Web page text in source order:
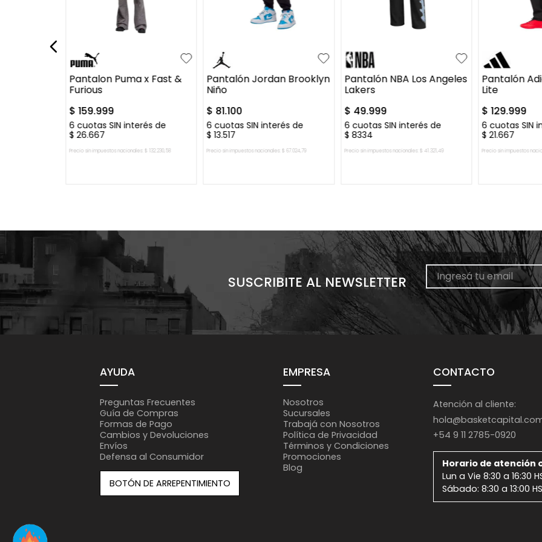
L XL
Pantalon Puma x Fast &
Furious
$ 159.999
6cuotas SIN interés de
$ 26.667
Precio sin impuestos nacionales: $ 132.230, 58
XL
Pantalón Jordan Brooklyn
Niño
$ 81.100
6 cuotas SIN interés de
$ 13.517
Precio sin impuestos nacionales: $ 67 .024 79
L
Pantalón NBA Los Angeles
Lakers
$ 49.999
6 cuotas SIN interés de
$ 8334
Precio sin impuestos nacionales: $ 41 321 ,49
Pantalón
Lite
$ 129.999
6 cuotas SIN
$ 21.667
Precio sin impuestos
SUSCRIBITE AL NEWSLETTER
AYUDA
Preguntas Frecuentes
Guía de Compras
Formas de Pago
Cambios y Devoluciones
Envíos
Defensa al Consumidor
BOTÓN DE ARREPENTIMIENTO
EMPRESA
Nosotros
Sucursales
Trabajá con Nosotros
Política de Privacidad
Términos y Condiciones
Promociones
Blog
CONTACTO
Atención al cliente:
+54 9 11 2785-0920
Horario de atención
Lun a Vie 8:30 a 16:30
Sábado: 8:30 a 13:00 HS